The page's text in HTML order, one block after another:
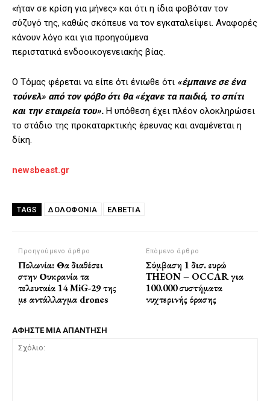
«ήταν σε κρίση για μήνες» και ότι η ίδια φοβόταν τον
σύζυγό της, καθώς σκόπευε να τον εγκαταλείψει. Αναφορές
κάνουν λόγο και για προηγούμενα
περιστατικά ενδοοικογενειακής βίας.
Ο Τόμας φέρεται να είπε ότι ένιωθε ότι «έμπαινε σε ένα
τούνελ» από τον φόβο ότι θα «έχανε τα παιδιά, το σπίτι
και την εταιρεία του». Η υπόθεση έχει πλέον ολοκληρώσει
το στάδιο της προκαταρκτικής έρευνας και αναμένεται η
δίκη.
newsbeast.gr
TAGS ΔΟΛΟΦΟΝΙΑ ΕΛΒΕΤΊΑ
Προηγούμενο άρθρο
Πολωνία: Θα διαθέσει
στην Ουκρανία τα
τελευταία 14 MiG-29 της
με αντάλλαγμα drones
Επόμενο άρθρο
Σύμβαση 1 δισ. ευρώ
THEON – OCCAR για
100.000 συστήματα
νυχτερινής όρασης
ΑΦΗΣΤΕ ΜΙΑ ΑΠΑΝΤΗΣΗ